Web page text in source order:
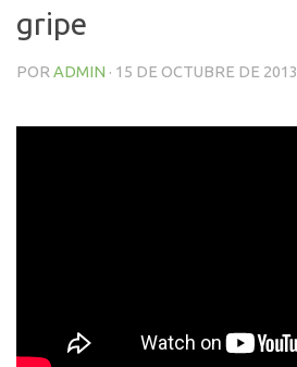
gripe
POR ADMIN · 15 DE OCTUBRE DE 2013